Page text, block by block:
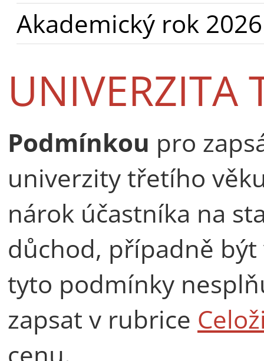
Akademický rok
UNIVERZITA
Podmínkou pro
univerzity třetího
nárok účastníka na
důchod, případně
tyto podmínky
zapsat v rubrice
cenu.